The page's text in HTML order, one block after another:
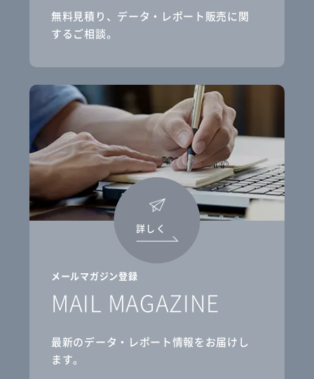
無料見積り、データ・レポート販売に関
するご相談。
メールマガジン登録
MAIL MAGAZINE
最新のデータ・レポート情報をお届けし
ます。
詳しく